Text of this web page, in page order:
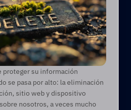
proteger su información
se pasa por alto: la eliminación
sitio web y dispositivo
nosotros, a veces mucho